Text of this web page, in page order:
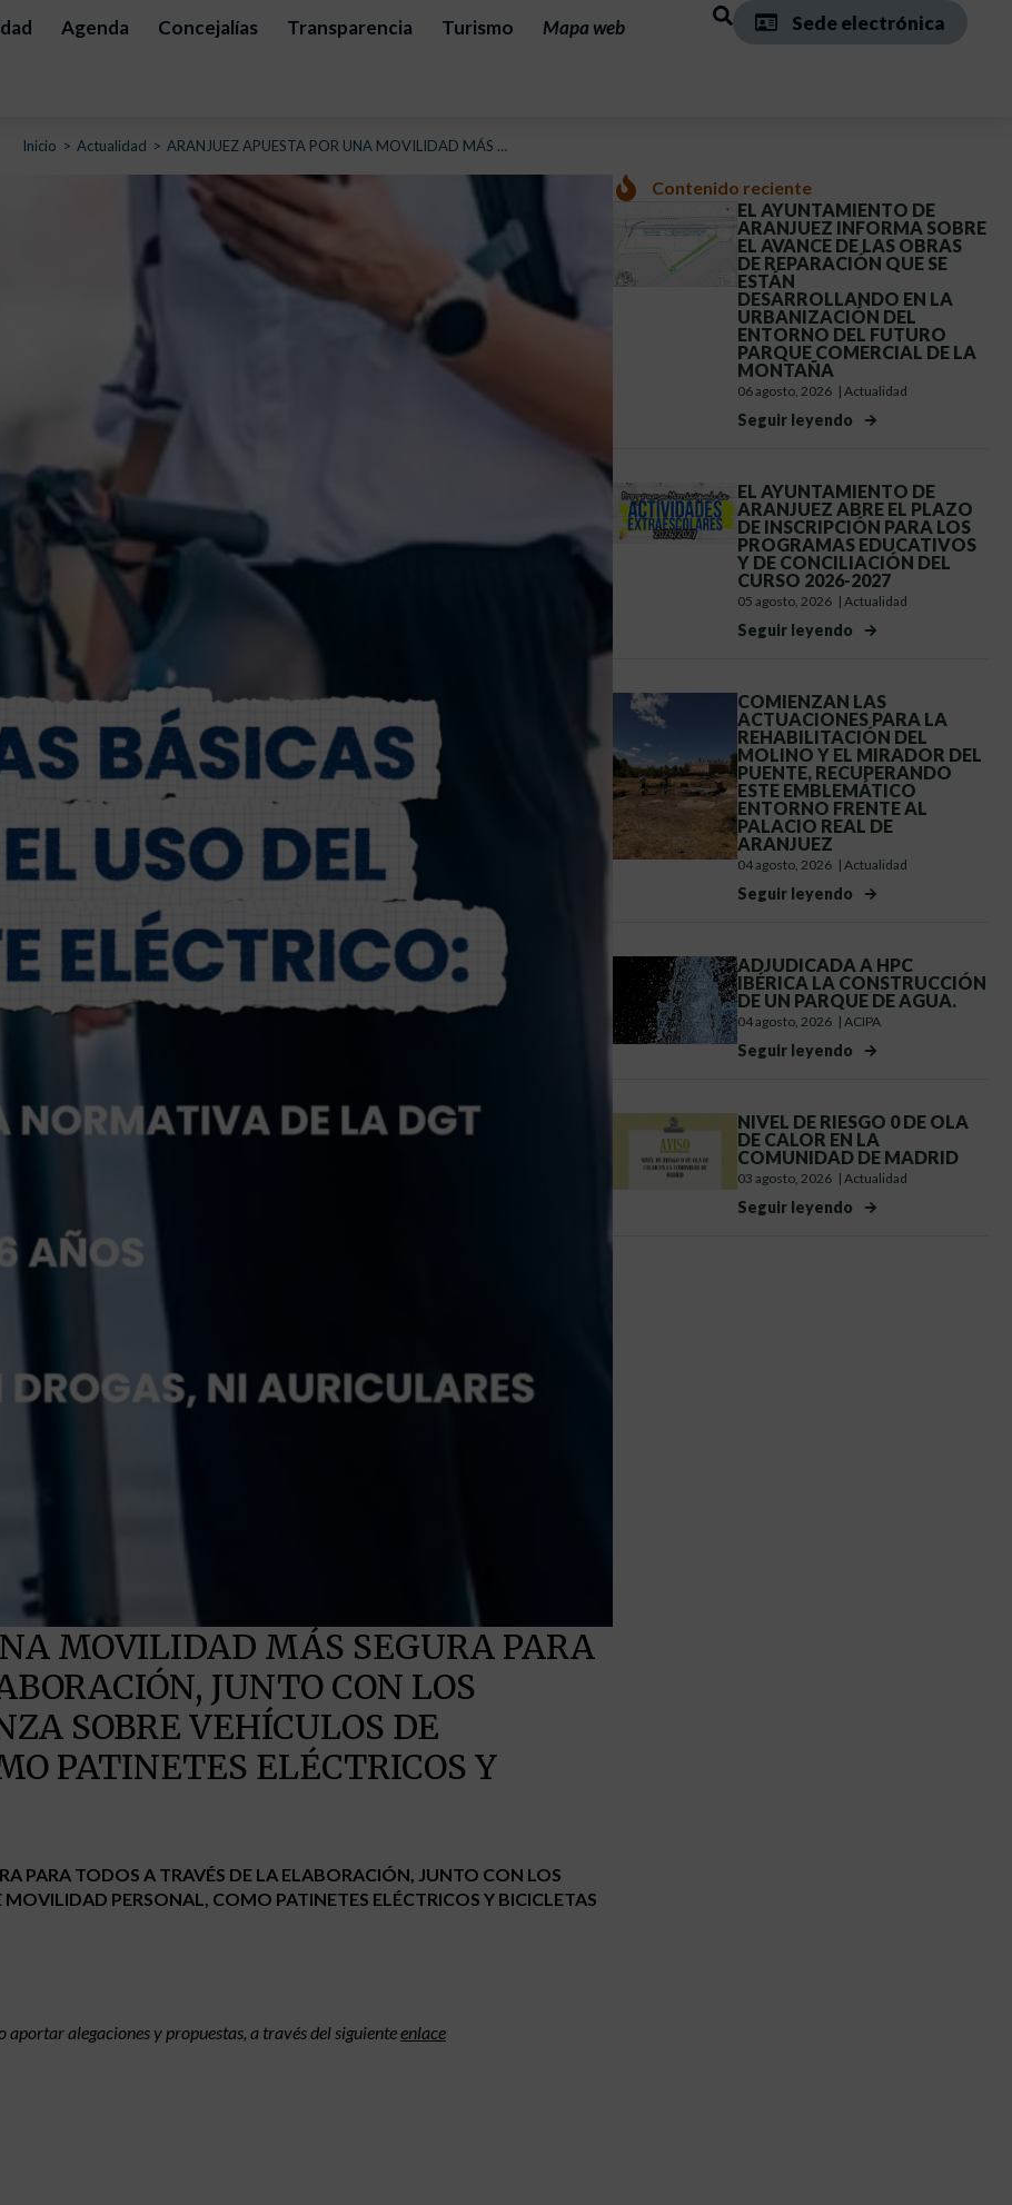
Agenda Concejalías Transparencia Turismo Mapa web Sede electrónica
Estás aquí:
Inicio Actualidad ARANJUEZ APUESTA POR UNA MOVILIDAD MÁS …
MOVILIDAD MÁS SEGURA PARA
JUNTO CON LOS
SOBRE VEHÍCULOS DE
PATINETES ELÉCTRICOS Y
PARA TODOS A TRAVÉS DE LA ELABORACIÓN, JUNTO CON LOS
PERSONAL, COMO PATINETES ELÉCTRICOS Y BICICLETAS
alegaciones y propuestas, a través del siguienteenlace
Contenido reciente
EL AYUNTAMIENTO DE
ARANJUEZ INFORMA SOBRE
EL AVANCE DE LAS OBRAS
DE REPARACIÓN QUE SE
ESTÁN
DESARROLLANDO EN LA
URBANIZACIÓN DEL
ENTORNO DEL FUTURO
PARQUE COMERCIAL DE LA
MONTAÑA
06 agosto, 2026 | Actualidad
Seguir leyendo
EL AYUNTAMIENTO DE
ARANJUEZ ABRE EL PLAZO
DE INSCRIPCIÓN PARA LOS
PROGRAMAS EDUCATIVOS
Y DE CONCILIACIÓN DEL
CURSO 2026-2027
05 agosto, 2026 | Actualidad
Seguir leyendo
COMIENZAN LAS
ACTUACIONES PARA LA
REHABILITACIÓN DEL
MOLINO Y EL MIRADOR DEL
PUENTE, RECUPERANDO
ESTE EMBLEMÁTICO
ENTORNO FRENTE AL
PALACIO REAL DE
ARANJUEZ
04 agosto, 2026 | Actualidad
Seguir leyendo
ADJUDICADA A HPC
IBÉRICA LA CONSTRUCCIÓN
DE UN PARQUE DE AGUA.
04 agosto, 2026 | ACIPA
Seguir leyendo
NIVEL DE RIESGO 0 DE OLA
DE CALOR EN LA
COMUNIDAD DE MADRID
03 agosto, 2026 | Actualidad
Seguir leyendo